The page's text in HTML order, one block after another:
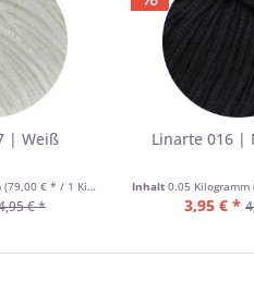
| Weiß
(79,00 € * / 1 Kilogramm)
€ *
Linarte 016 |
Inhalt 0.05 Kilogramm
3,95 € *